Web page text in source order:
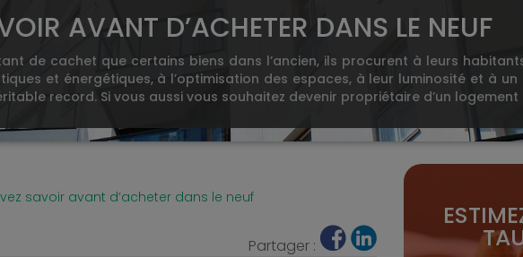
AVANT D’ACHETER DANS LE NEUF
de cachet que certains biens dans l’ancien, ils procurent à leurs
et énergétiques, à l’optimisation des espaces, à leur luminosité et à un
record. Si vous aussi vous souhaitez devenir propriétaire d’un
savoir avant d’acheter dans le neuf
Partager :